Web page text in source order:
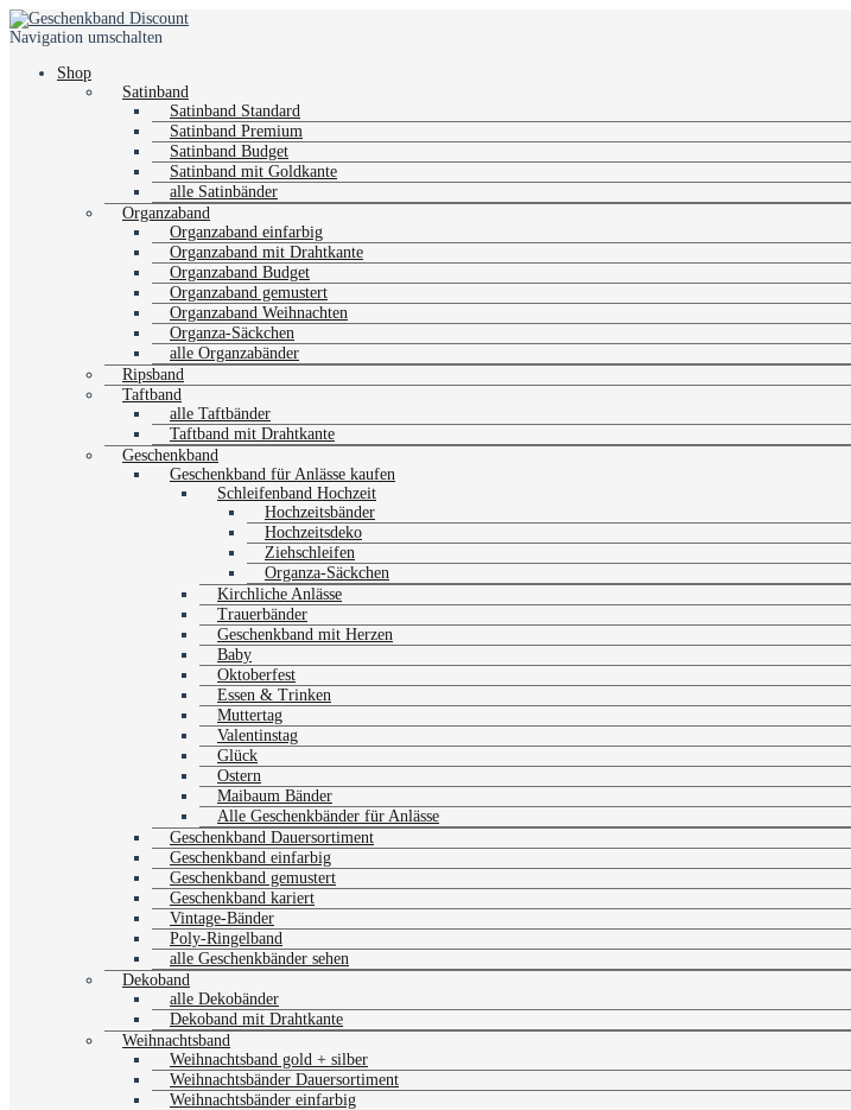
Navigation umschalten
Shop
Satinband
Satinband Standard
Satinband Premium
Satinband Budget
Satinband mit Goldkante
alle Satinbänder
Organzaband
Organzaband einfarbig
Organzaband mit Drahtkante
Organzaband Budget
Organzaband gemustert
Organzaband Weihnachten
Organza-Säckchen
alle Organzabänder
Ripsband
Taftband
alle Taftbänder
Taftband mit Drahtkante
Geschenkband
Geschenkband für Anlässe kaufen
Schleifenband Hochzeit
Hochzeitsbänder
Hochzeitsdeko
Ziehschleifen
Organza-Säckchen
Kirchliche Anlässe
Trauerbänder
Geschenkband mit Herzen
Baby
Oktoberfest
Essen & Trinken
Muttertag
Valentinstag
Glück
Ostern
Maibaum Bänder
Alle Geschenkbänder für Anlässe
Geschenkband Dauersortiment
Geschenkband einfarbig
Geschenkband gemustert
Geschenkband kariert
Vintage-Bänder
Poly-Ringelband
alle Geschenkbänder sehen
Dekoband
alle Dekobänder
Dekoband mit Drahtkante
Weihnachtsband
Weihnachtsband gold + silber
Weihnachtsbänder Dauersortiment
Weihnachtsbänder einfarbig